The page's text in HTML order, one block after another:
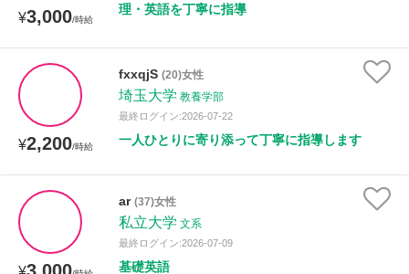
¥3,000/時給
理・英語を丁寧に指導
¥2,200/時給
fxxqjS (20)女性
埼玉大学 教養学部
最終ログイン:2026-07-22
一人ひとりに寄り添って丁寧に指導します
ar (37)女性
私立大学 文系
最終ログイン:2026-07-09
基礎英語